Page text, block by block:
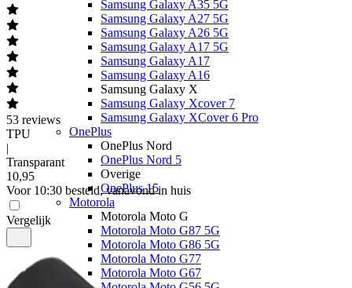
Samsung Galaxy A35 5G
Samsung Galaxy A27 5G
Samsung Galaxy A26 5G
Samsung Galaxy A17 5G
Samsung Galaxy A17
Samsung Galaxy A16
Samsung Galaxy X
Samsung Galaxy Xcover 7
Samsung Galaxy XCover 6 Pro
OnePlus
OnePlus Nord
OnePlus Nord 5
Overige
OnePlus 15
Motorola
Motorola Moto G
Motorola Moto G87 5G
Motorola Moto G86 5G
Motorola Moto G77
Motorola Moto G67
53 reviews
TPU
|
Transparant
10,95
Voor 10:30 besteld, vanavond in huis
Vergelijk